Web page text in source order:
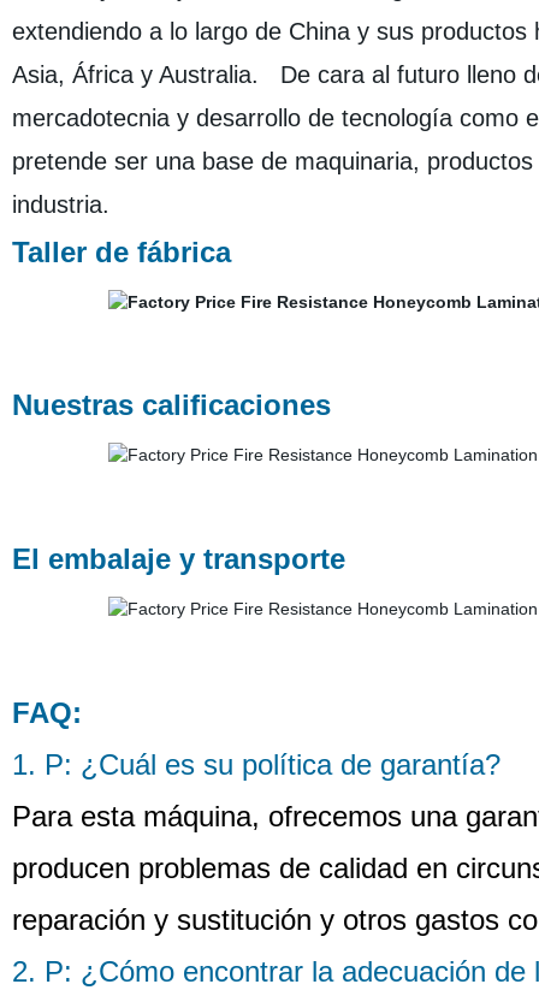
extendiendo a lo largo de China y sus
Asia, África y Australia. De cara al futuro lleno
mercadotecnia y desarrollo de tecnología como
pretende ser una base de maquinaria,
industria.
Taller de fábrica
Nuestras calificaciones
El embalaje y transporte
FAQ:
1. P: ¿Cuál es su política de garantía?
Para esta máquina, ofrecemos una
producen problemas de calidad en
reparación y sustitución y otros gastos
2. P: ¿Cómo encontrar la adecuación